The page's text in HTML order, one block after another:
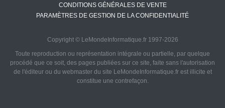
CONDITIONS GÉNÉRALES DE VENTE
PARAMÈTRES DE GESTION DE LA CONFIDENTIALITÉ
Copyright © LeMondeInformatique.fr 1997-2026
Toute reproduction ou représentation intégrale ou partielle, par quelque
procédé que ce soit, des pages publiées sur ce site, faite sans l'autorisation
de l'éditeur ou du webmaster du site LeMondeInformatique.fr est illicite et
constitue une contrefaçon.